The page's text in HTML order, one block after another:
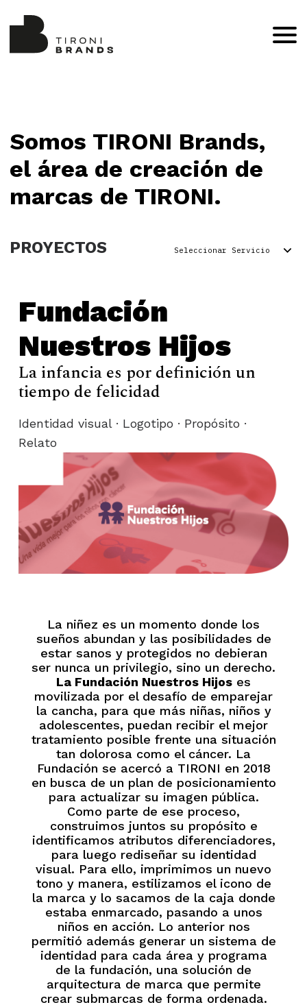
Somos TIRONI Brands,
el área de creación de
marcas de TIRONI.
PROYECTOS
Fundación
Nuestros Hijos
La infancia es por definición un
tiempo de felicidad
Identidad visual · Logotipo · Propósito ·
Relato
La niñez es un momento donde los
sueños abundan y las posibilidades de
estar sanos y protegidos no debieran
ser nunca un privilegio, sino un derecho.
La Fundación Nuestros Hijos es
movilizada por el desafío de emparejar
la cancha, para que más niñas, niños y
adolescentes, puedan recibir el mejor
tratamiento posible frente una situación
tan dolorosa como el cáncer. La
Fundación se acercó a TIRONI en 2018
en busca de un plan de posicionamiento
para actualizar su imagen pública.
Como parte de ese proceso,
construimos juntos su propósito e
identificamos atributos diferenciadores,
para luego rediseñar su identidad
visual. Para ello, imprimimos un nuevo
tono y manera, estilizamos el icono de
la marca y lo sacamos de la caja donde
estaba enmarcado, pasando a unos
niños en acción. Lo anterior nos
permitió además generar un sistema de
identidad para cada área y programa
de la fundación, una solución de
arquitectura de marca que permite
crear submarcas de forma ordenada.